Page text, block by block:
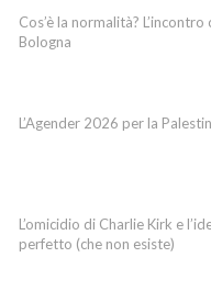
Cos’è la normalità?
Bologna
L’Agender 2026 per la
L’omicidio di Charlie Kirk e
perfetto (che non esiste)